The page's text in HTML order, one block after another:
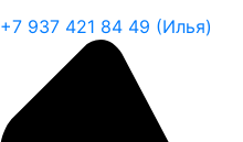
+7 937 421 84 49 (Илья)